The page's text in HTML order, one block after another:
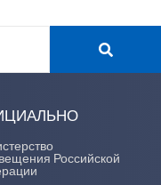
Российской